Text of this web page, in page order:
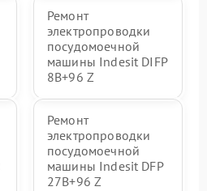
Ремонт
электропроводки
посудомоечной
машины Indesit DIFP
8B+96 Z
Ремонт
электропроводки
посудомоечной
машины Indesit DFP
27B+96 Z